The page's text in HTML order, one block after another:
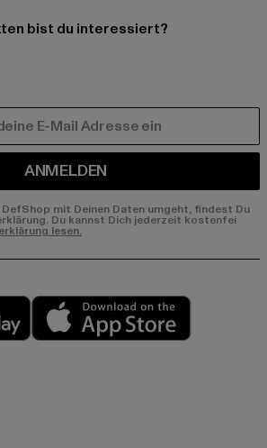
bist du interessiert?
ANMELDEN
mit Deinen Daten umgeht, findest Du
Du kannst Dich jederzeit kostenfei
lesen.
Play market